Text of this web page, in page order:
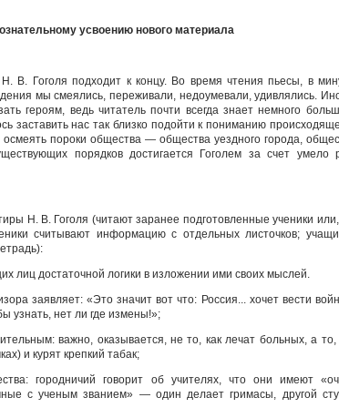
усвое­нию нового материала
В. Гоголя подходит к концу. Во время чтения пьесы, в
мы смеялись, переживали, недоуме­вали, удивлялись.
героям, ведь читатель почти всегда знает немного
заставить нас так близко подойти к пониманию
пороки общества — общества уездного города,
порядков достигается Гоголем за счет умело
Н. В. Гого­ля (читают заранее подготовленные ученики или,
считывают информацию с отдельных листочков;
лиц достаточ­ной логики в изложении ими своих мыслей.
заявляет: «Это значит вот что: Россия... хочет вести
узнать, нет ли где измены!»;
важно, оказывается, не то, как лечат больных, а то,
и курят крепкий табак;
городничий го­ворит об учителях, что они имеют
с ученым званием» — один делает гри­масы, другой